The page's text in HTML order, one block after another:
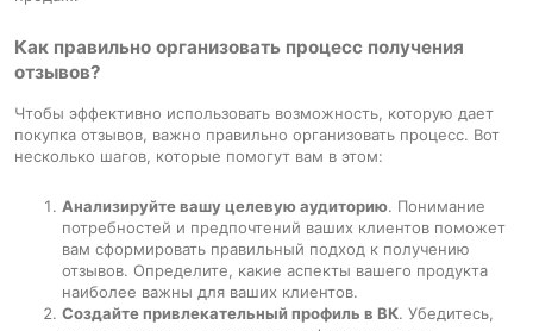
Как правильно организовать процесс получения
отзывов?
Чтобы эффективно использовать возможность, которую дает
покупка отзывов, важно правильно организовать процесс. Вот
несколько шагов, которые помогут вам в этом:
Анализируйте вашу целевую аудиторию. Понимание
потребностей и предпочтений ваших клиентов поможет
вам сформировать правильный подход к получению
отзывов. Определите, какие аспекты вашего продукта
наиболее важны для ваших клиентов.
Создайте привлекательный профиль в ВК. Убедитесь,